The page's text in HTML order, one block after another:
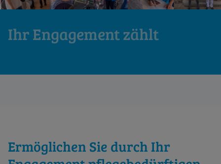
Ihr Engagement zählt
Ermöglichen Sie durch Ihr